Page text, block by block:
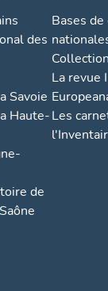
des
Savoie
Haute-
de
Bases
La revue
Les